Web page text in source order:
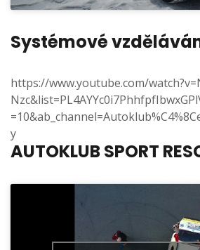
Systémové
https://www.youtube.com/
y
AUTOKLUB SPORT